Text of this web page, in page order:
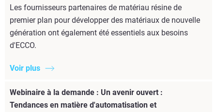
Les fournisseurs partenaires de matériau résine de
premier plan pour développer des matériaux de nouvelle
génération ont également été essentiels aux besoins
d'ECCO.
Voir plus
Webinaire à la demande : Un avenir ouvert :
Tendances en matière d'automatisation et